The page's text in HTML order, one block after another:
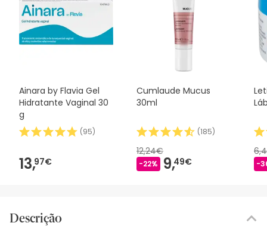
Ainara by Flavia Gel
Hidratante Vaginal 30
g
(95)
13,97€
Cumlaude Mucus
30ml
(185)
12,24€
-22% 9,49€ -
Descrição